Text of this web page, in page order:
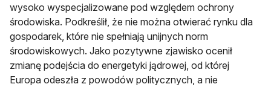
wysoko wyspecjalizowane pod względem ochrony
środowiska. Podkreślił, że nie można otwierać rynku dla
gospodarek, które nie spełniają unijnych norm
środowiskowych. Jako pozytywne zjawisko ocenił
zmianę podejścia do energetyki jądrowej, od której
Europa odeszła z powodów politycznych, a nie